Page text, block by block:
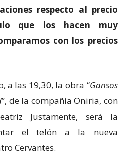
respecto al precio
que los hacen muy
con los precios
a las 19,30, la obra “Gansos
”, de la compañía Oniria, con
Justamente, será la
el telón a la nueva
Cervantes.